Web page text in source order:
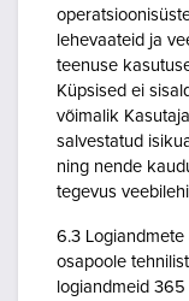
lehevaateid ja
teenuse
Küpsised ei
võimalik
salvestatud
ning nende
tegevus
6.3
osapoole
logiandmeid 365